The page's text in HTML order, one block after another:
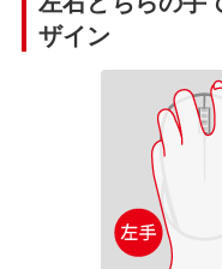
ザイン